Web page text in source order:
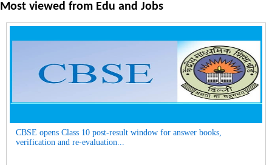
Most viewed from Edu and Jobs
CBSE opens Class 10 post-result window for answer books,
verification and re-evaluation...